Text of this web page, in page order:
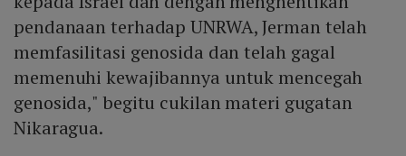
pendanaan terhadap UNRWA, Jerman telah
memfasilitasi genosida dan telah gagal
memenuhi kewajibannya untuk mencegah
genosida," begitu cukilan materi gugatan
Nikaragua.